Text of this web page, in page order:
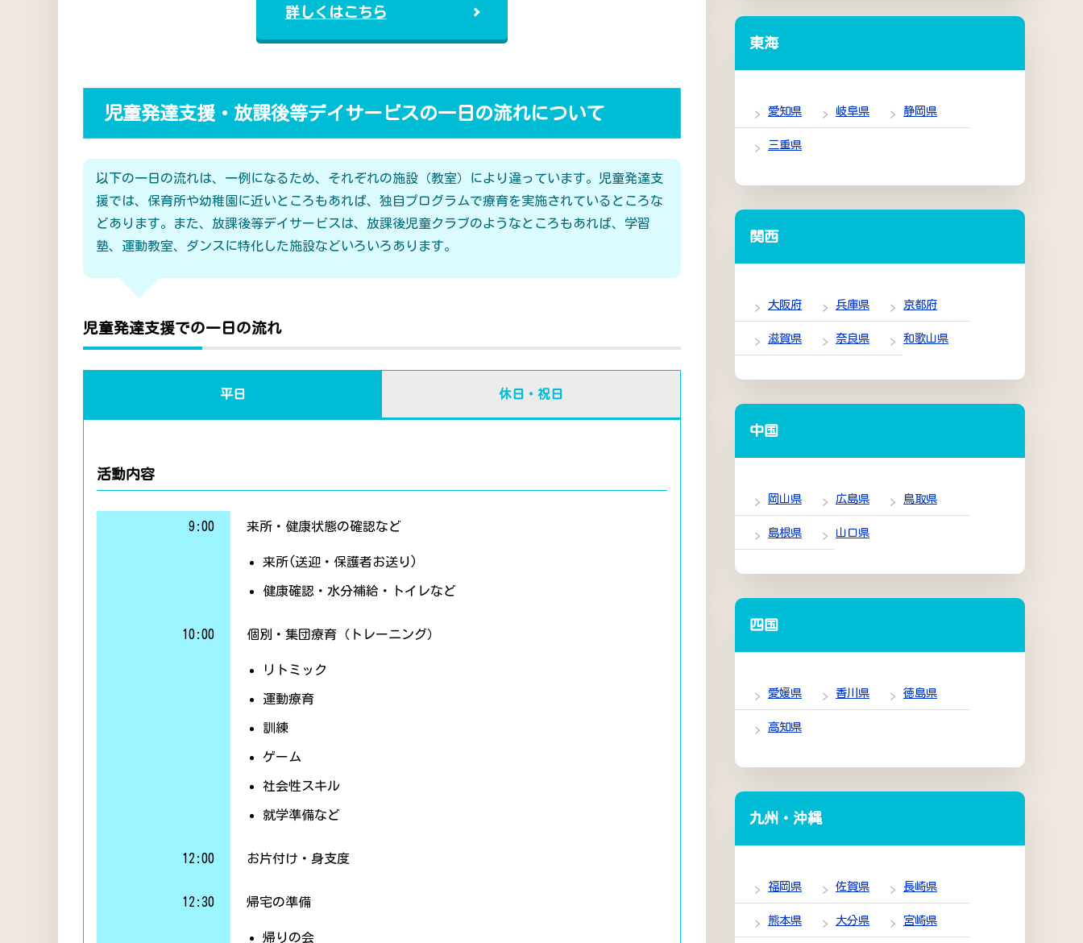
詳しくはこちら
児童発達支援・放課後等デイサービスの一日の流れについて
以下の一日の流れは、一例になるため、それぞれの施設（教室）により違っています。児童発達支
援では、保育所や幼稚園に近いところもあれば、独自プログラムで療育を実施されているところな
どあります。また、放課後等デイサービスは、放課後児童クラブのようなところもあれば、学習
塾、運動教室、ダンスに特化した施設などいろいろあります。
児童発達支援での一日の流れ
平日 休日・祝日
活動内容
9:00 来所・健康状態の確認など
来所(送迎・保護者お送り)
健康確認・水分補給・トイレなど
10:00 個別・集団療育（トレーニング）
リトミック
運動療育
訓練
ゲーム
社会性スキル
就学準備など
12:00 お片付け・身支度
12:30 帰宅の準備
帰りの会
東海
愛知県 岐阜県 静岡県
三重県
関西
大阪府 兵庫県 京都府
滋賀県 奈良県 和歌山県
中国
岡山県 広島県 鳥取県
島根県 山口県
四国
愛媛県 香川県 徳島県
高知県
九州・沖縄
福岡県 佐賀県 長崎県
熊本県 大分県 宮崎県